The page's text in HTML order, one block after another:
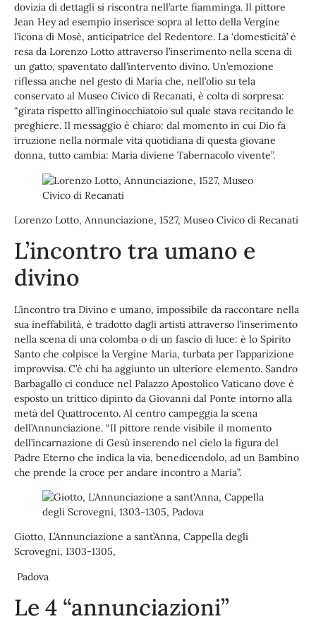
dovizia di dettagli si riscontra nell’arte fiamminga. Il pittore
Jean Hey ad esempio inserisce sopra al letto della Vergine
l’icona di Mosè, anticipatrice del Redentore. La ‘domesticità’ è
resa da Lorenzo Lotto attraverso l’inserimento nella scena di
un gatto, spaventato dall’intervento divino. Un’emozione
riflessa anche nel gesto di Maria che, nell’olio su tela
conservato al Museo Civico di Recanati, è colta di sorpresa:
“girata rispetto all’inginocchiatoio sul quale stava recitando le
preghiere. Il messaggio è chiaro: dal momento in cui Dio fa
irruzione nella normale vita quotidiana di questa giovane
donna, tutto cambia: Maria diviene Tabernacolo vivente”.
Lorenzo Lotto, Annunciazione, 1527, Museo Civico di Recanati
L’incontro tra umano e
divino
L’incontro tra Divino e umano, impossibile da raccontare nella
sua ineffabilità, è tradotto dagli artisti attraverso l’inserimento
nella scena di una colomba o di un fascio di luce: è lo Spirito
Santo che colpisce la Vergine Maria, turbata per l’apparizione
improvvisa. C’è chi ha aggiunto un ulteriore elemento. Sandro
Barbagallo ci conduce nel Palazzo Apostolico Vaticano dove è
esposto un trittico dipinto da Giovanni dal Ponte intorno alla
metà del Quattrocento. Al centro campeggia la scena
dell’Annunciazione. “Il pittore rende visibile il momento
dell’incarnazione di Gesù inserendo nel cielo la figura del
Padre Eterno che indica la via, benedicendolo, ad un Bambino
che prende la croce per andare incontro a Maria”.
Giotto, L’Annunciazione a sant’Anna, Cappella degli
Scrovegni, 1303-1305,
Padova
Le 4 “annunciazioni”